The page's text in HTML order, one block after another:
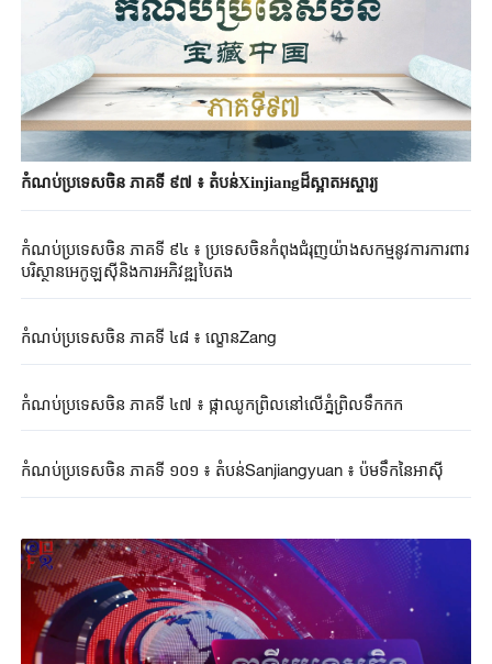
កំណប់ប្រទេសចិន ភាគទី ៩៧ ៖ តំបន់Xinjiangដ៏ស្អាតអស្ចារ្យ
កំណប់ប្រទេសចិន ភាគទី ៩៤ ៖ ប្រទេសចិនកំពុងជំរុញយ៉ាងសកម្មនូវការការពារ
បរិស្ថានអេកូឡូស៊ីនិងការអភិវឌ្ឍបៃតង
កំណប់ប្រទេសចិន ភាគទី ៤៨ ៖ ល្ខោនZang
កំណប់ប្រទេសចិន ភាគទី ៤៧ ៖ ផ្កាឈូកព្រិលនៅលើភ្នំព្រិលទឹកកក
កំណប់ប្រទេសចិន ភាគទី ១០១ ៖ តំបន់Sanjiangyuan ៖ ប៉មទឹកនៃអាស៊ី